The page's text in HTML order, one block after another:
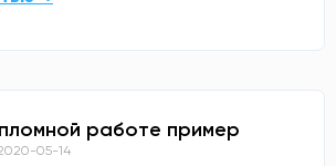
работе пример
05-14